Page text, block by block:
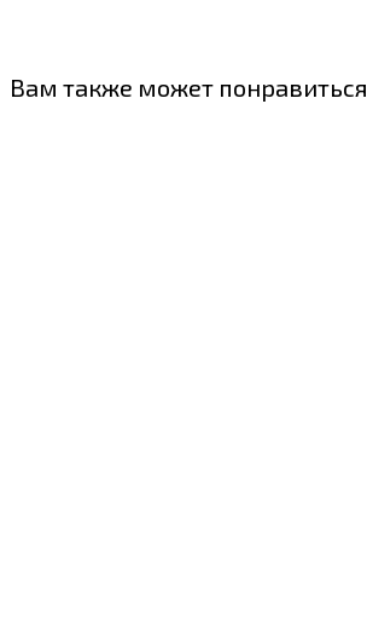
Вам также может понравиться